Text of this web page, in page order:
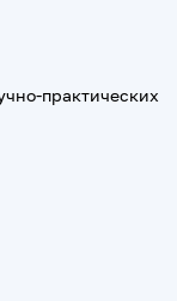
практических